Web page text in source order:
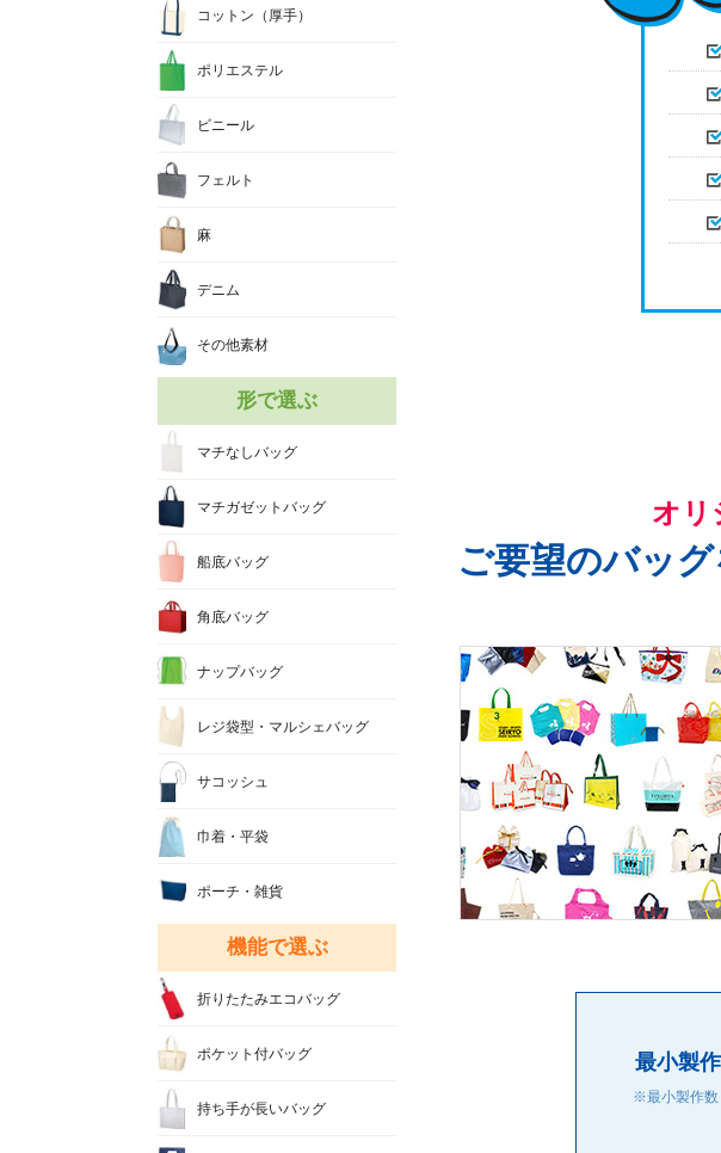
オリ
ご要望のバッグ
最小製作
※最小製作数
コットン（厚手）
ポリエステル
ビニール
フェルト
麻
デニム
その他素材
形で選ぶ
マチなしバッグ
マチガゼットバッグ
船底バッグ
角底バッグ
ナップバッグ
レジ袋型・マルシェバッグ
サコッシュ
巾着・平袋
ポーチ・雑貨
機能で選ぶ
折りたたみエコバッグ
ポケット付バッグ
持ち手が長いバッグ